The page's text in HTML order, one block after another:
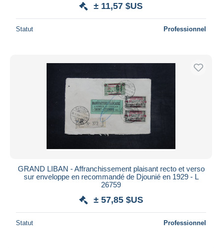
± 11,57 $US
Statut Professionnel
GRAND LIBAN - Affranchissement plaisant recto et verso
sur enveloppe en recommandé de Djounié en 1929 - L
26759
± 57,85 $US
Statut Professionnel